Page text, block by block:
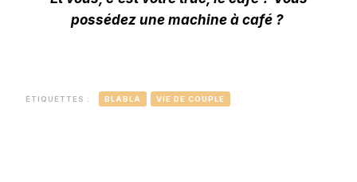
possédez une machine à café ?
ÉTIQUETTES : BLABLA VIE DE COUPLE